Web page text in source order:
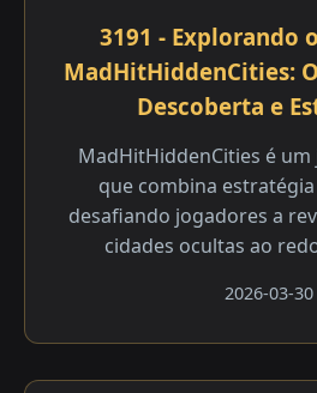
3191 - Explorando
MadHitHiddenCities:
Descoberta e
MadHitHiddenCities é
que combina
desafiando jogadores a
cidades ocultas ao
2026-03-30